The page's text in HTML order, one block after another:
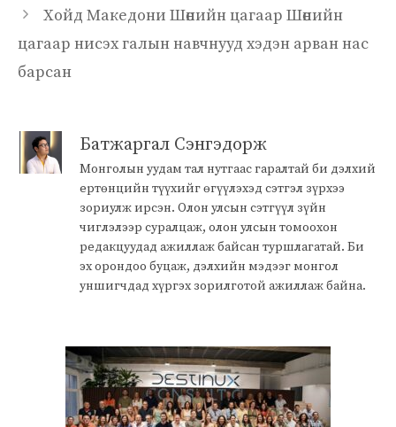
Хойд Македони Шөнийн цагаар Шөнийн
цагаар нисэх галын навчнууд хэдэн арван нас
барсан
Батжаргал Сэнгэдорж
Монголын уудам тал нутгаас гаралтай би дэлхий
ертөнцийн түүхийг өгүүлэхэд сэтгэл зүрхээ
зориулж ирсэн. Олон улсын сэтгүүл зүйн
чиглэлээр суралцаж, олон улсын томоохон
редакцуудад ажиллаж байсан туршлагатай. Би
эх орондоо буцаж, дэлхийн мэдээг монгол
уншигчдад хүргэх зорилготой ажиллаж байна.